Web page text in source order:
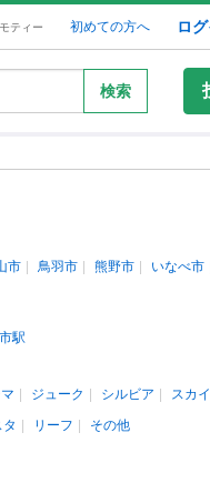
ティー 初めての方へ ロ
検索
市 鳥羽市 熊野市 いなべ市
駅
ジューク シルビア スカ
リーフ その他